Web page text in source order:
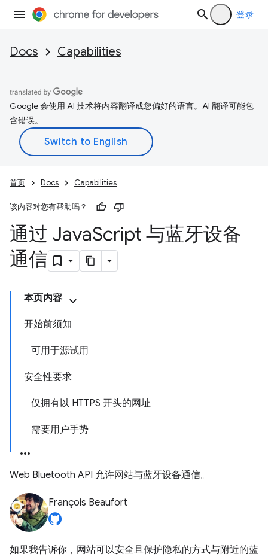
登录
Docs Capabilities
Google 会使用 AI 技术将内容翻译成您偏好的语言。AI 翻译可能包
含错误。
首页 Docs Capabilities
该内容对您有帮助吗？
通过 JavaScript 与蓝牙设备
通信
本页内容
开始前须知
可用于源试用
安全性要求
仅拥有以 HTTPS 开头的网址
需要用户手势
Web Bluetooth API 允许网站与蓝牙设备通信。
François Beaufort
如果我告诉你，网站可以安全且保护隐私的方式与附近的蓝